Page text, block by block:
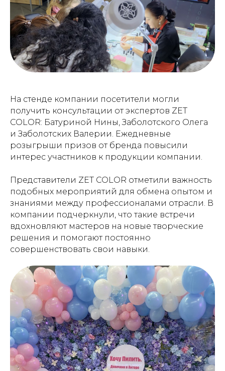
На стенде компании посетители могли
получить консультации от экспертов ZET
COLOR: Батуриной Нины, Заболотского Олега
и Заболотских Валерии. Ежедневные
розыгрыши призов от бренда повысили
интерес участников к продукции компании.
Представители ZET COLOR отметили важность
подобных мероприятий для обмена опытом и
знаниями между профессионалами отрасли. В
компании подчеркнули, что такие встречи
вдохновляют мастеров на новые творческие
решения и помогают постоянно
совершенствовать свои навыки.